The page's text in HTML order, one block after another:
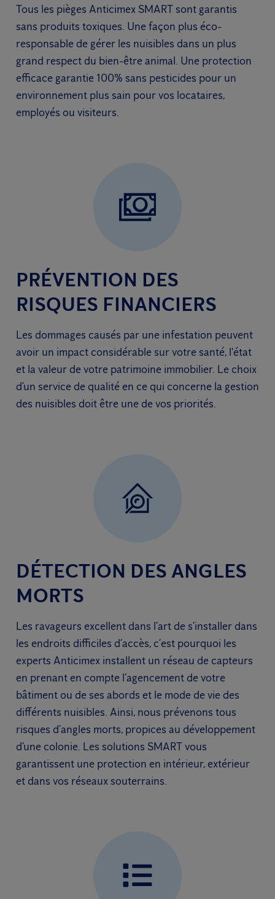
Tous les pièges Anticimex SMART sont garantis
sans produits toxiques. Une façon plus éco-
responsable de gérer les nuisibles dans un plus
grand respect du bien-être animal. Une protection
efficace garantie 100% sans pesticides pour un
environnement plus sain pour vos locataires,
employés ou visiteurs.
PRÉVENTION DES
RISQUES FINANCIERS
Les dommages causés par une infestation peuvent
avoir un impact considérable sur votre santé, l'état
et la valeur de votre patrimoine immobilier. Le choix
d’un service de qualité en ce qui concerne la gestion
des nuisibles doit être une de vos priorités.
DÉTECTION DES ANGLES
MORTS
Les ravageurs excellent dans l’art de s’installer dans
les endroits difficiles d’accès, c’est pourquoi les
experts Anticimex installent un réseau de capteurs
en prenant en compte l’agencement de votre
bâtiment ou de ses abords et le mode de vie des
différents nuisibles. Ainsi, nous prévenons tous
risques d’angles morts, propices au développement
d’une colonie. Les solutions SMART vous
garantissent une protection en intérieur, extérieur
et dans vos réseaux souterrains.